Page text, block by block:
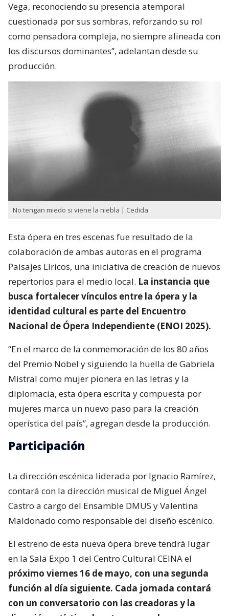
Vega, reconociendo su presencia atemporal
cuestionada por sus sombras, reforzando su rol
como pensadora compleja, no siempre alineada con
los discursos dominantes”, adelantan desde su
producción.
No tengan miedo si viene la niebla | Cedida
Esta ópera en tres escenas fue resultado de la
colaboración de ambas autoras en el programa
Paisajes Líricos, una iniciativa de creación de nuevos
repertorios para el medio local. La instancia que
busca fortalecer vínculos entre la ópera y la
identidad cultural es parte del Encuentro
Nacional de Ópera Independiente (ENOI 2025).
“En el marco de la conmemoración de los 80 años
del Premio Nobel y siguiendo la huella de Gabriela
Mistral como mujer pionera en las letras y la
diplomacia, esta ópera escrita y compuesta por
mujeres marca un nuevo paso para la creación
operística del país”, agregan desde la producción.
Participación
La dirección escénica liderada por Ignacio Ramírez,
contará con la dirección musical de Miguel Ángel
Castro a cargo del Ensamble DMUS y Valentina
Maldonado como responsable del diseño escénico.
El estreno de esta nueva ópera breve tendrá lugar
en la Sala Expo 1 del Centro Cultural CEINA el
próximo viernes 16 de mayo, con una segunda
función al día siguiente. Cada jornada contará
con un conversatorio con las creadoras y la